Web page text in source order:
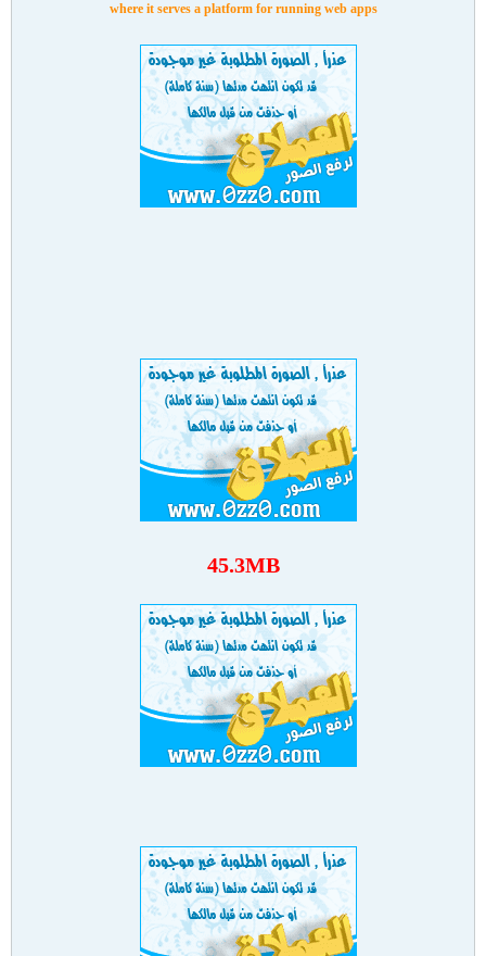
where it serves a platform for running web apps
45.3MB